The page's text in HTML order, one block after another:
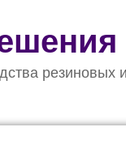
резиновых